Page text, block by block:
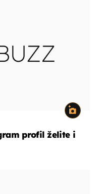
profil želite i